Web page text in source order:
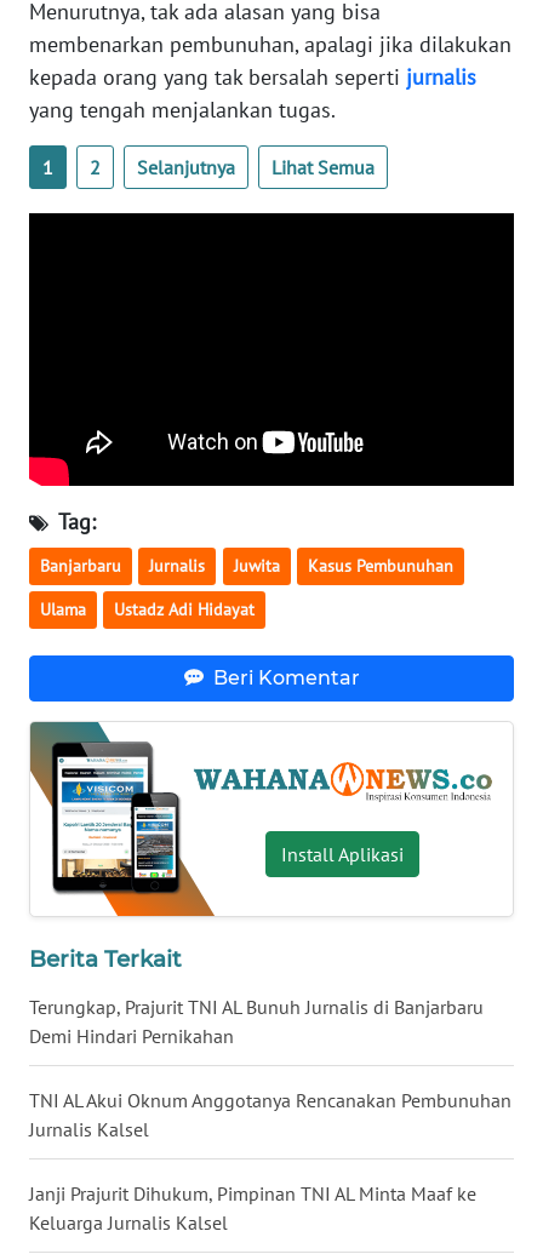
Menurutnya, tak ada alasan yang bisa
membenarkan pembunuhan, apalagi jika dilakukan
kepada orang yang tak bersalah seperti jurnalis
yang tengah menjalankan tugas.
1 2 Selanjutnya Lihat Semua
Tag:
Banjarbaru Jurnalis Juwita Kasus Pembunuhan
Ulama Ustadz Adi Hidayat
Beri Komentar
Install Aplikasi
Berita Terkait
Terungkap, Prajurit TNI AL Bunuh Jurnalis di Banjarbaru
Demi Hindari Pernikahan
TNI AL Akui Oknum Anggotanya Rencanakan Pembunuhan
Jurnalis Kalsel
Janji Prajurit Dihukum, Pimpinan TNI AL Minta Maaf ke
Keluarga Jurnalis Kalsel
BARAT
WN
RIAU
WN
WN
WN
SULTENG
WN
WN
BABEL
WN
SUMBAR
SUMSEL
WN
BENGKULU
WN
LAMPUNG
WN
JATENG